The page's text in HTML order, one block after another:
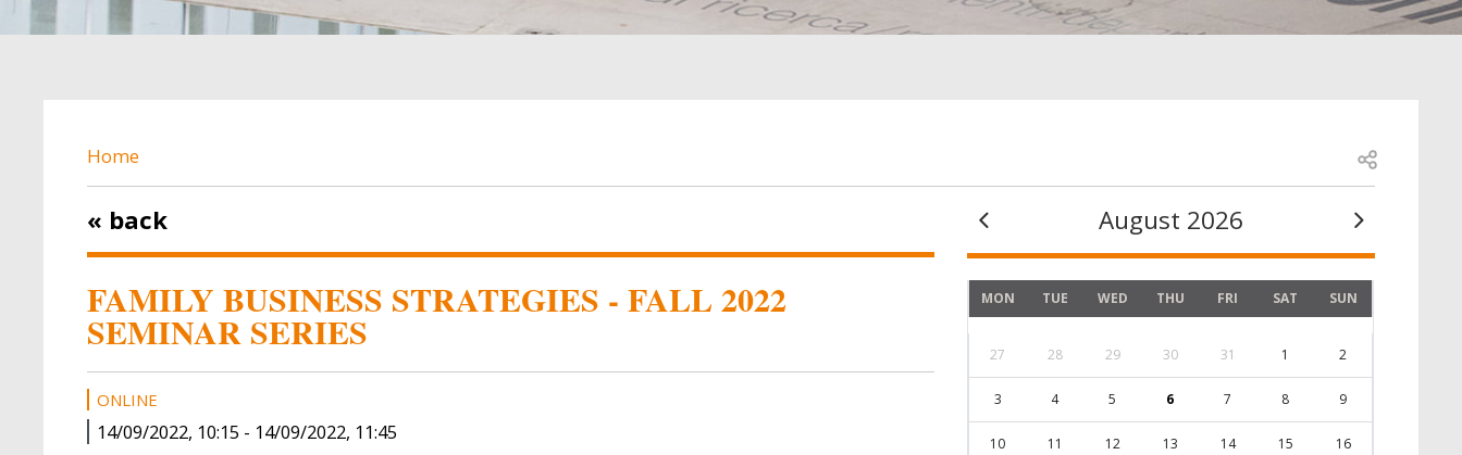
BREADCRUMB
Home Open share
« back
FAMILY BUSINESS STRATEGIES - FALL 2022
SEMINAR SERIES
ONLINE
14/09/2022, 10:15 - 14/09/2022, 11:45
August 2026
MON TUE WED THU FRI SAT SUN
27 28 29 30 31 1 2
3 4 5 6 7 8 9
10 11 12 13 14 15 16